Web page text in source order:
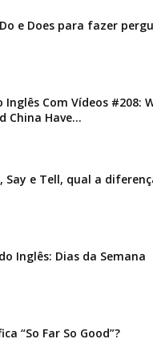
e Does para fazer
Inglês Com Vídeos #208:
China Have...
Say e Tell, qual a
Inglês: Dias da Semana
“So Far So Good”?